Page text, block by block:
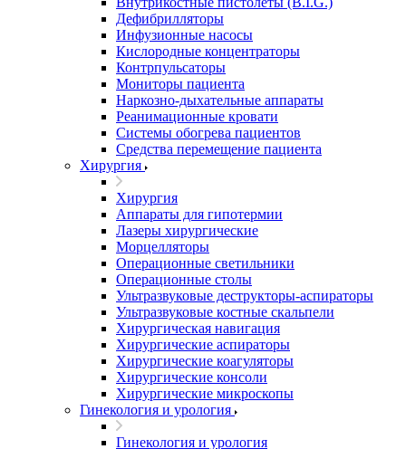
Дефибрилляторы
Инфузионные насосы
Кислородные концентраторы
Контрпульсаторы
Мониторы пациента
Наркозно-дыхательные аппараты
Реанимационные кровати
Системы обогрева пациентов
Средства перемещение пациента
Хирургия
Хирургия
Аппараты для гипотермии
Лазеры хирургические
Морцелляторы
Операционные светильники
Операционные столы
Ультразвуковые деструкторы-аспираторы
Ультразвуковые костные скальпели
Хирургическая навигация
Хирургические аспираторы
Хирургические коагуляторы
Хирургические консоли
Хирургические микроскопы
Гинекология и урология
Гинекология и урология